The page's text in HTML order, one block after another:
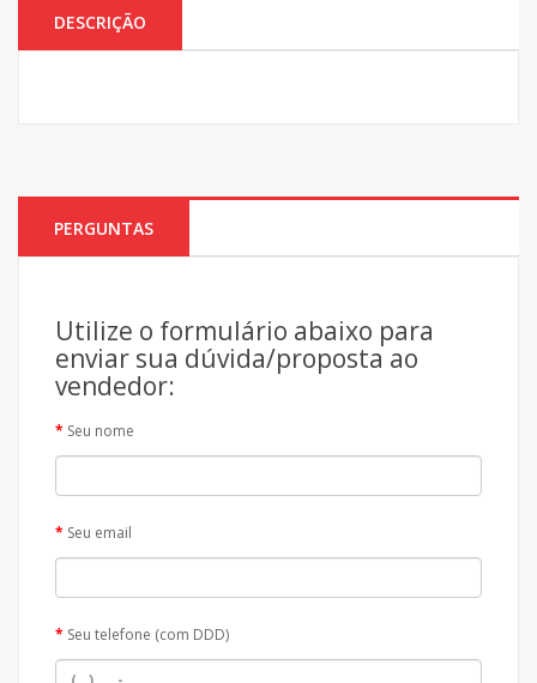
DESCRIÇÃO
PERGUNTAS
Utilize o formulário abaixo para
enviar sua dúvida/proposta ao
vendedor:
Seu nome
Seu email
Seu telefone (com DDD)